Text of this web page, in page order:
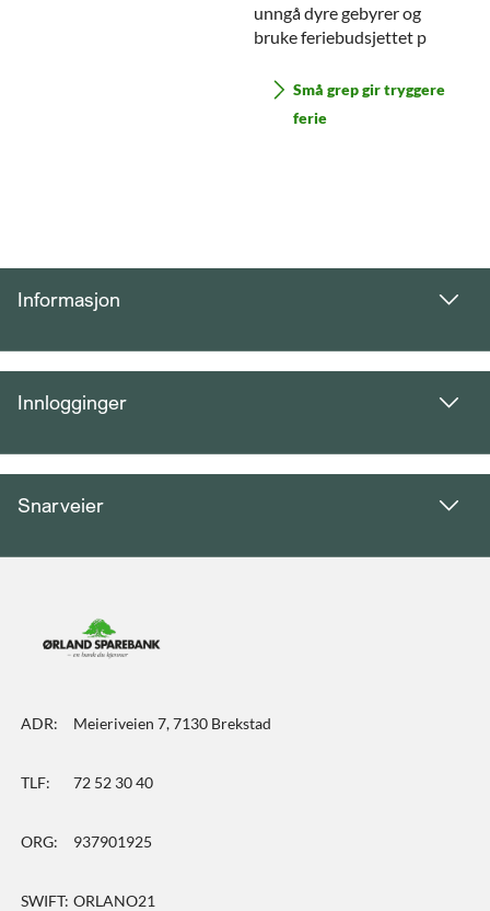
unngå dyre gebyrer og
bruke feriebudsjettet p
Små grep gir tryggere
ferie
Informasjon
Innlogginger
Snarveier
ADR: Meieriveien 7, 7130 Brekstad
TLF: 72 52 30 40
ORG: 937901925
SWIFT: ORLANO21